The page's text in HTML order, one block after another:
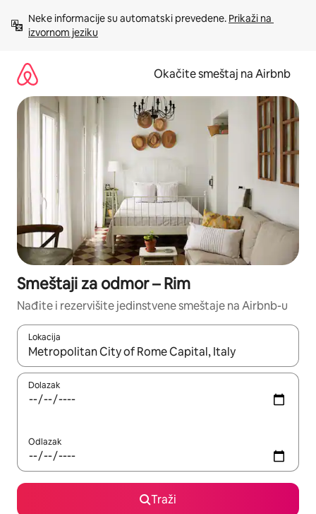
sadržaj
Neke informacije su automatski prevedene. Prikaži na
izvornom jeziku
Okačite smeštaj na Airbnb
Smeštaji za odmor – Rim
Nađite i rezervišite jedinstvene smeštaje na Airbnb-u
Lokacija
Kad su rezultati dostupni, možete da se krećete kroz njih
Dolazak
Odlazak
Traži